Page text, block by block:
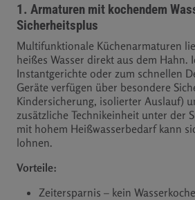
1. Armaturen mit kochendem
Sicherheitsplus
Multifunktionale Küchenarmaturen
heißes Wasser direkt aus dem Hahn.
Instantgerichte oder zum schnellen
Geräte verfügen über besondere
Kindersicherung, isolierter Auslauf)
zusätzliche Technikeinheit unter der
mit hohem Heißwasserbedarf kann
lohnen.
Vorteile:
Zeitersparnis – kein